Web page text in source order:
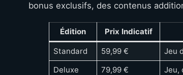
bonus exclusifs, des contenus
Édition Prix Indicatif
Standard 59,99 €
Jeu
Deluxe
79,99 €
Jeu,